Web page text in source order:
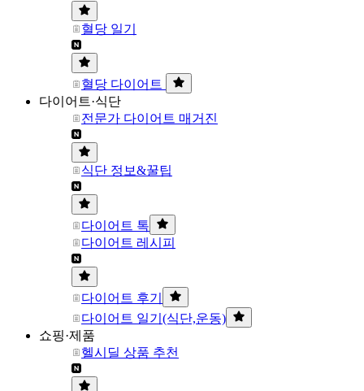
혈당 일기
혈당 다이어트
다이어트·식단
전문가 다이어트 매거진
식단 정보&꿀팁
다이어트 톡
다이어트 레시피
다이어트 후기
다이어트 일기(식단,운동)
쇼핑·제품
헬시딜 상품 추천